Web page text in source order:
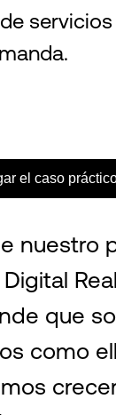
el caso
nuestro
que
como